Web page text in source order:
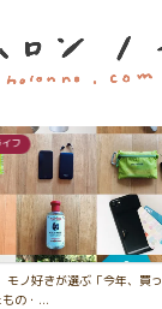
フ
ノ好きが選ぶ「今年、買っ
の・...